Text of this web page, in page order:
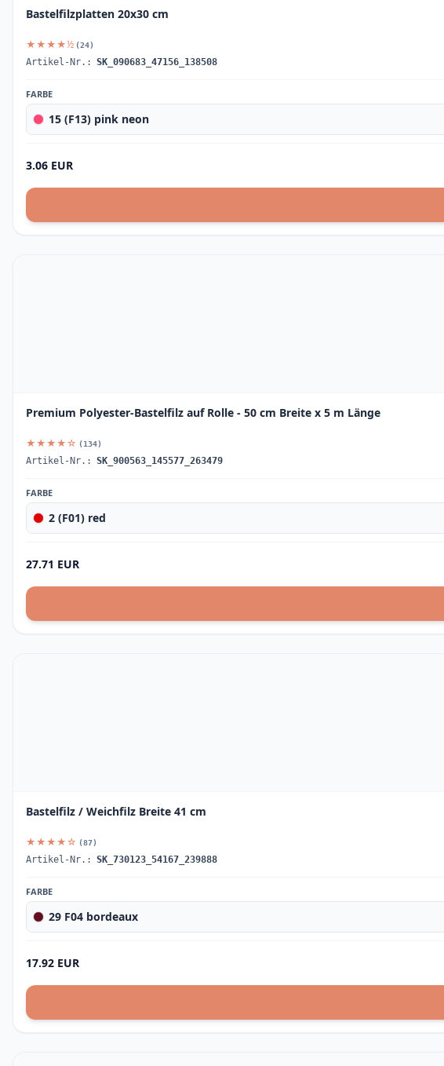
Bastelfilzplatten 20x30 cm
★★★★½ (24)
Artikel-Nr.: SK_090683_47156_138508
FARBE
15 (F13) pink neon
3.06 EUR
Premium Polyester-Bastelfilz auf Rolle - 50 cm Breite x 5 m Länge
★★★★☆ (134)
Artikel-Nr.: SK_900563_145577_263479
FARBE
2 (F01) red
27.71 EUR
Bastelfilz / Weichfilz Breite 41 cm
★★★★☆ (87)
Artikel-Nr.: SK_730123_54167_239888
FARBE
29 F04 bordeaux
17.92 EUR